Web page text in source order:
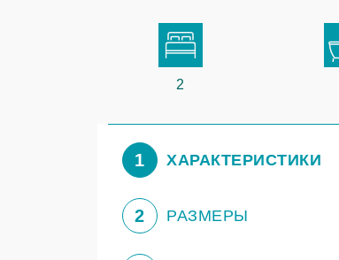
2
1 ХАРАКТЕРИСТИКИ
2 РАЗМЕРЫ